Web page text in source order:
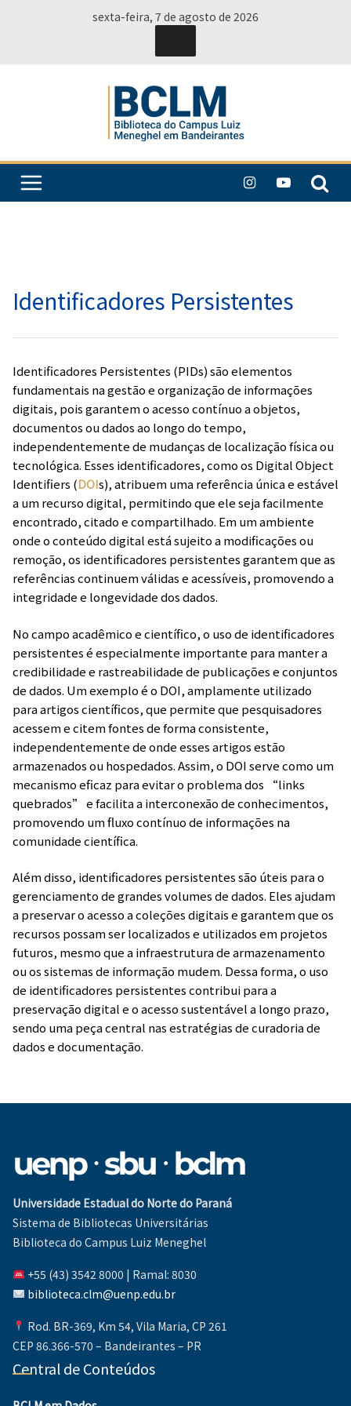
sexta-feira, 7 de agosto de 2026
Identificadores Persistentes
Identificadores Persistentes (PIDs) são elementos
fundamentais na gestão e organização de informações
digitais, pois garantem o acesso contínuo a objetos,
documentos ou dados ao longo do tempo,
independentemente de mudanças de localização física ou
tecnológica. Esses identificadores, como os Digital Object
Identifiers (DOIs), atribuem uma referência única e estável
a um recurso digital, permitindo que ele seja facilmente
encontrado, citado e compartilhado. Em um ambiente
onde o conteúdo digital está sujeito a modificações ou
remoção, os identificadores persistentes garantem que as
referências continuem válidas e acessíveis, promovendo a
integridade e longevidade dos dados.
No campo acadêmico e científico, o uso de identificadores
persistentes é especialmente importante para manter a
credibilidade e rastreabilidade de publicações e conjuntos
de dados. Um exemplo é o DOI, amplamente utilizado
para artigos científicos, que permite que pesquisadores
acessem e citem fontes de forma consistente,
independentemente de onde esses artigos estão
armazenados ou hospedados. Assim, o DOI serve como um
mecanismo eficaz para evitar o problema dos “links
quebrados” e facilita a interconexão de conhecimentos,
promovendo um fluxo contínuo de informações na
comunidade científica.
Além disso, identificadores persistentes são úteis para o
gerenciamento de grandes volumes de dados. Eles ajudam
a preservar o acesso a coleções digitais e garantem que os
recursos possam ser localizados e utilizados em projetos
futuros, mesmo que a infraestrutura de armazenamento
ou os sistemas de informação mudem. Dessa forma, o uso
de identificadores persistentes contribui para a
preservação digital e o acesso sustentável a longo prazo,
sendo uma peça central nas estratégias de curadoria de
dados e documentação.
Universidade Estadual do Norte do Paraná
Sistema de Bibliotecas Universitárias
Biblioteca do Campus Luiz Meneghel
+55 (43) 3542 8000 | Ramal: 8030
biblioteca.clm@uenp.edu.br
Rod. BR-369, Km 54, Vila Maria, CP 261
CEP 86.366-570 – Bandeirantes – PR
Central de Conteúdos